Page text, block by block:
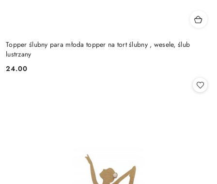
Topper ślubny para młoda topper na tort ślubny , wesele, ślub
lustrzany
Cena:
24.00